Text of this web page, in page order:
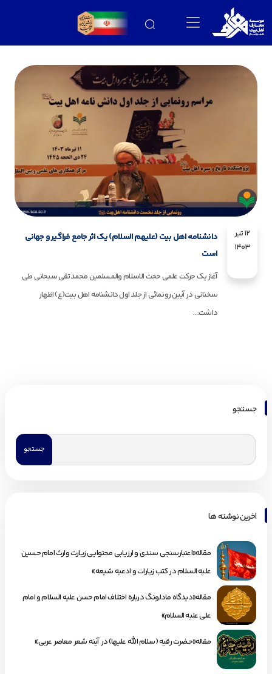
12 تیر
1403
دانشنامه اهل بیت (علیهم السلام) یک اثر جامع فراگیر و جهانی
است
آغاز یک حرکت علمی حجت الاسلام والمسلمین محمدتقی سبحانی طی
سخنانی در آیین رونمائی از جلد اول دانشنامه اهل بیت(ع) اظهار
داشت:...
جستجو
اخرین نوشته ها
مقاله«اعتبارسنجی سندی و ارزیابی محتوایی زیارت وارث امام حسین
علیه السلام در کتب زیارات و ادعیه شیعه»
مقاله«دیدگاه مادلونگ درباره اختلاف امام حسن علیه السلام و امام
علی علیه السلام»
مقاله«حضرت رقیه (سلام الله علیها) در آینه شعر معاصر عربی»